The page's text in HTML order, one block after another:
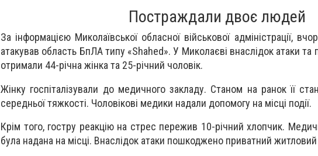
Постраждали двоє людей
За інформацією Миколаївської обласної військової адміністрації,
атакував область БпЛА типу «Shahed». У Миколаєві внаслідок атаки та
отримали 44-річна жінка та 25-річний чоловік.
Жінку госпіталізували до медичного закладу. Станом на ранок її
середньої тяжкості. Чоловікові медики надали допомогу на місці події.
Крім того, гостру реакцію на стрес пережив 10-річний хлопчик.
була надана на місці. Внаслідок атаки пошкоджено приватний